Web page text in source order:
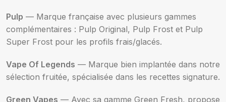
Pulp — Marque française avec plusieurs gammes
complémentaires : Pulp Original, Pulp Frost et Pulp
Super Frost pour les profils frais/glacés.
Vape Of Legends — Marque bien implantée dans notre
sélection fruitée, spécialisée dans les recettes signature.
Green Vapes — Avec sa gamme Green Fresh, propose